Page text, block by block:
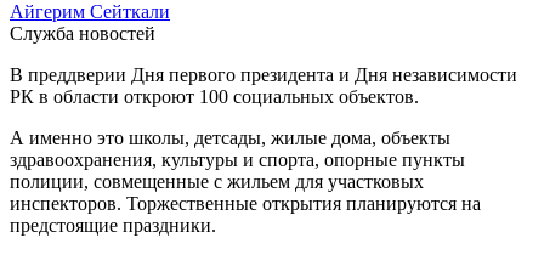
Айгерим Сейткали
Служба новостей
В преддверии Дня первого президента и Дня независимости
РК в области откроют 100 социальных объектов.
А именно это школы, детсады, жилые дома, объекты
здравоохранения, культуры и спорта, опорные пункты
полиции, совмещенные с жильем для участковых
инспекторов. Торжественные открытия планируются на
предстоящие праздники.